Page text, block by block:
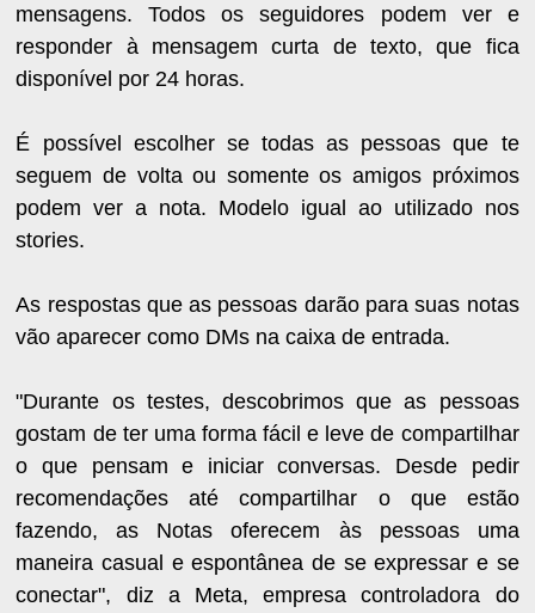
mensagens. Todos os seguidores podem ver e
responder à mensagem curta de texto, que fica
disponível por 24 horas.
É possível escolher se todas as pessoas que te
seguem de volta ou somente os amigos próximos
podem ver a nota. Modelo igual ao utilizado nos
stories.
As respostas que as pessoas darão para suas notas
vão aparecer como DMs na caixa de entrada.
"Durante os testes, descobrimos que as pessoas
gostam de ter uma forma fácil e leve de compartilhar
o que pensam e iniciar conversas. Desde pedir
recomendações até compartilhar o que estão
fazendo, as Notas oferecem às pessoas uma
maneira casual e espontânea de se expressar e se
conectar", diz a Meta, empresa controladora do